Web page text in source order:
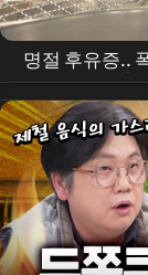
명절 후유증..
이로그 🐷🍺 |
비/마라샹궈/